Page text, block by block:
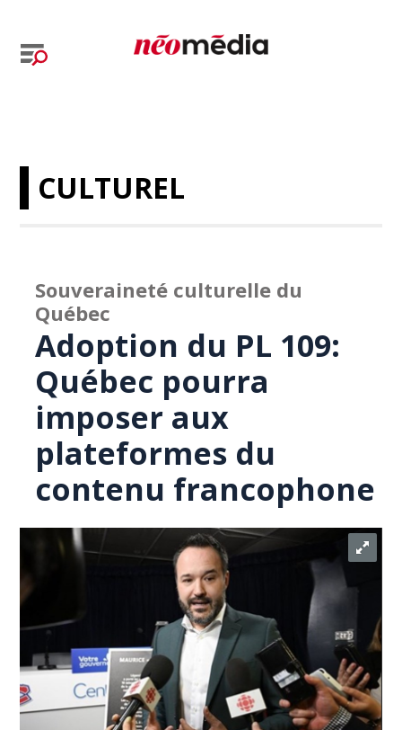
CULTUREL
Souveraineté culturelle du
Québec
Adoption du PL 109:
Québec pourra
imposer aux
plateformes du
contenu francophone